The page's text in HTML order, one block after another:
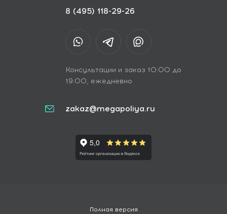
8 (495) 118-29-26
Консультации и заказ 10:00 до
19:00, ежедневно
zakaz@megapoliya.ru
Полная версия